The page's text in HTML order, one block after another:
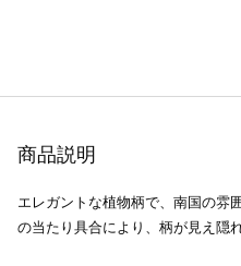
商品説明
エレガントな植物柄で、南国の雰
の当たり具合により、柄が見え隠